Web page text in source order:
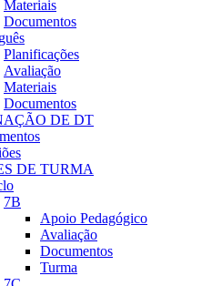
Materiais
Documentos
Planificações
Avaliação
Materiais
Documentos
DE DT
DE TURMA
7B
Apoio Pedagógico
Avaliação
Documentos
Turma